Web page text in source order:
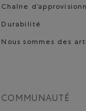
Chaîne
Durabilité
Nous sommes des
COMMUNAUTÉ